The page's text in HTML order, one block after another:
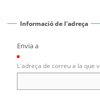
Informació de l'adreça
Envia a
L'adreça de correu a la que